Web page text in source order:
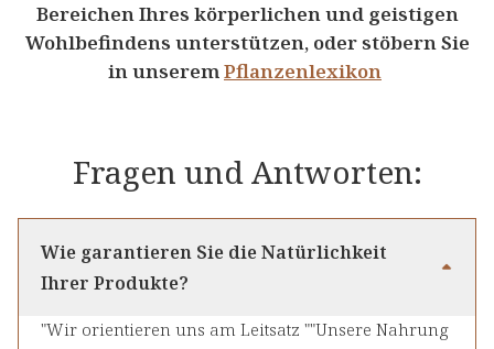
Bereichen Ihres körperlichen und geistigen
Wohlbefindens unterstützen, oder stöbern Sie
in unseremPflanzenlexikon
Fragen und Antworten:
Wie garantieren Sie die Natürlichkeit
Ihrer Produkte?
"Wir orientieren uns am Leitsatz ""Unsere Nahrung